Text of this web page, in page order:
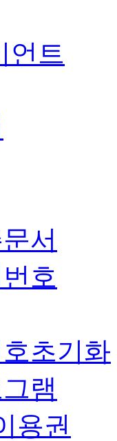
언트
서
호
초기화
램
용권